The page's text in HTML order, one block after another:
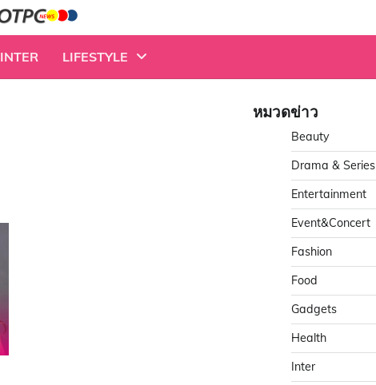
INTER LIFESTYLE
หมวดข่าว
Beauty
Drama & Series
Entertainment
Event&Concert
Fashion
Food
Gadgets
Health
Inter